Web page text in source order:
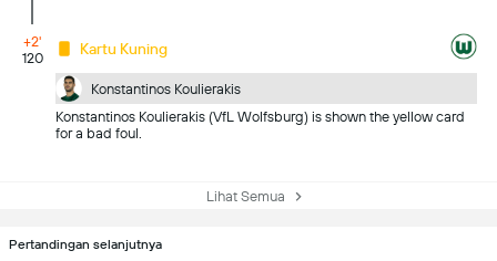
+2'
120
Kartu Kuning
Konstantinos Koulierakis
Konstantinos Koulierakis (VfL Wolfsburg) is shown the yellow card
for a bad foul.
Lihat Semua
Pertandingan selanjutnya